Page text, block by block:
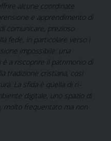
alcune coordinate
e apprendimento di
comunicare, prezioso
fede, in particolare verso i
impossibile: una
a riscoprire il patrimonio di
tradizione cristiana, così
La sfida è quella di ri-
digitale, uno spazio di
molto frequentato ma non